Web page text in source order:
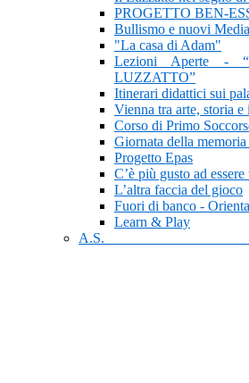
PROGETTO BEN-
Bullismo e nuovi Media
"La casa di Adam"
Lezioni Aperte -
LUZZATTO”
Itinerari didattici sui
Vienna tra arte, storia
Corso di Primo
Giornata della
Progetto Epas
C’è più gusto ad
L’altra faccia del gioco
Fuori di banco -
Learn & Play
A.S.